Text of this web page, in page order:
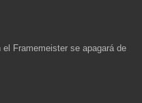
Framemeister se apagará de